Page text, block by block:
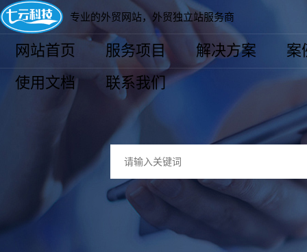
专业的外贸网站，外贸独立站服务商
网站首页 服务项目 解决方案
案
使用文档
联系我们